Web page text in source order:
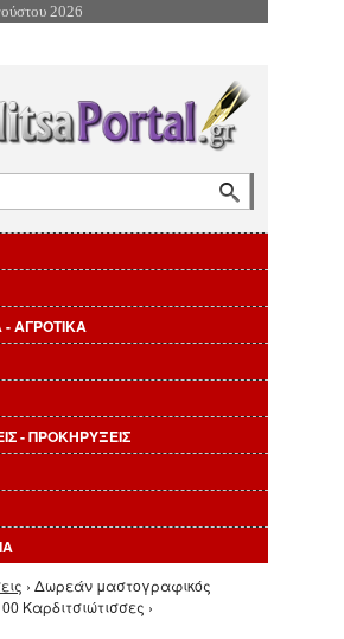
στην Πλοήγηση
2026
ΑΓΡΟΤΙΚΑ
- ΠΡΟΚΗΡΥΞΕΙΣ
› Δωρεάν μαστογραφικός
Καρδιτσιώτισσες ›